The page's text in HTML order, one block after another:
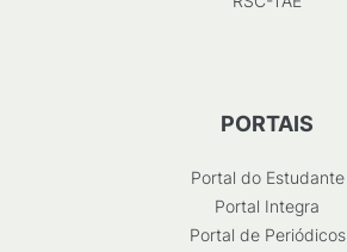
PORTAIS
Portal do Estudante
Portal Integra
Portal de Periódicos